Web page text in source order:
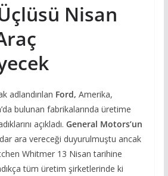
Nisan
adlandırılan Ford, Amerika,
bulunan fabrikalarında üretime
açıkladı. General Motors’un
ara vereceği duyurulmuştu ancak
Whitmer 13 Nisan tarihine
tüm üretim şirketlerinde ki